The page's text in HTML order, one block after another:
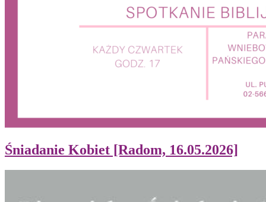
Śniadanie Kobiet [Radom, 16.05.2026]